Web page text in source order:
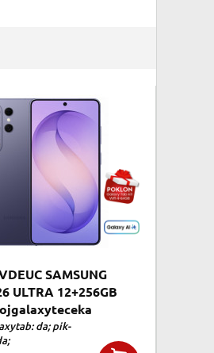
SAMSUNG
ULTRA 12+256GB
da; pik-